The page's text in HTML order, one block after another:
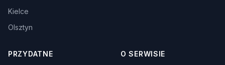
Kielce
Olsztyn
PRZYDATNE O SERWISIE